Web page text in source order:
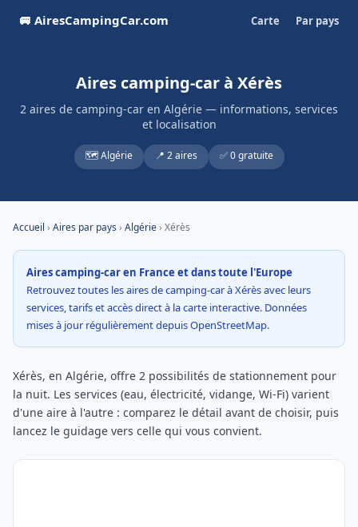
🚐 AiresCampingCar.com Carte Par pays
Aires camping-car à Xérès
2 aires de camping-car en Algérie — informations, services
et localisation
🗺️ Algérie 📍 2 aires ✅ 0 gratuite
Accueil › Aires par pays› Algérie› Xérès
Aires camping-car en France et dans toute l'Europe
Retrouvez toutes les aires de camping-car à Xérès avec leurs
services, tarifs et accès direct à la carte interactive. Données
mises à jour régulièrement depuis OpenStreetMap.
Xérès, en Algérie, offre 2 possibilités de stationnement pour
la nuit. Les services (eau, électricité, vidange, Wi-Fi) varient
d'une aire à l'autre : comparez le détail avant de choisir, puis
lancez le guidage vers celle qui vous convient.